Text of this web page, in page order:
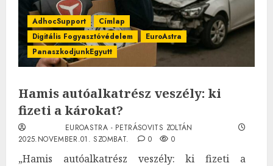
AdhocSupport
Címlap
Digitális Fogyasztóvédelem
EuroAstra
PanaszkodjunkEgyutt
Hamis autóalkatrész veszély: ki
fizeti a károkat?
EUROASTRA - PETRÁSOVITS ZOLTÁN
2025.NOVEMBER.01. SZOMBAT.
0 0
„Hamis autóalkatrész veszély: ki fizeti a